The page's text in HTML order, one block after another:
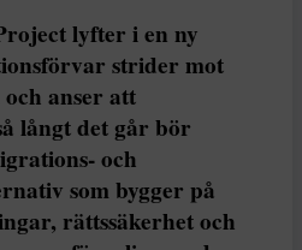
lyfter i en ny
strider mot
anser att
långt det går bör
och
som bygger på
rättssäkerhet och